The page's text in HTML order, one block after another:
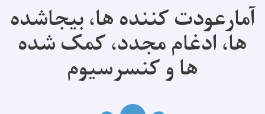
آمارعودت کننده ها، بیجاشده
ها، ادغام مجدد، کمک شده
ها و کنسرسیوم